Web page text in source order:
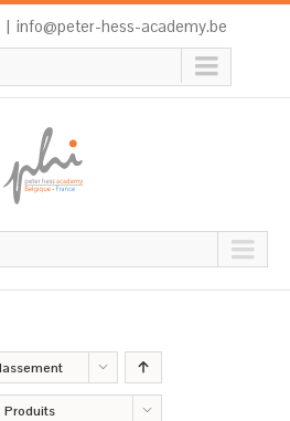
| info@peter-hess-academy.be
Produits